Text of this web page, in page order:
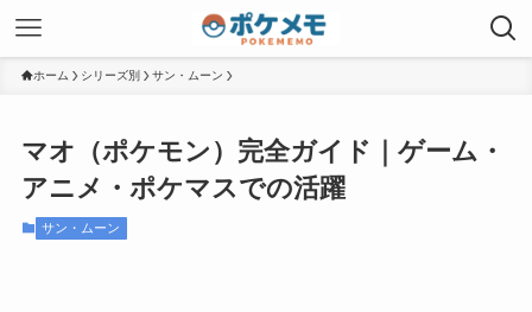
ホーム シリーズ別 サン・ムーン
マオ（ポケモン）完全ガイド｜ゲーム・
アニメ・ポケマスでの活躍
サン・ムーン